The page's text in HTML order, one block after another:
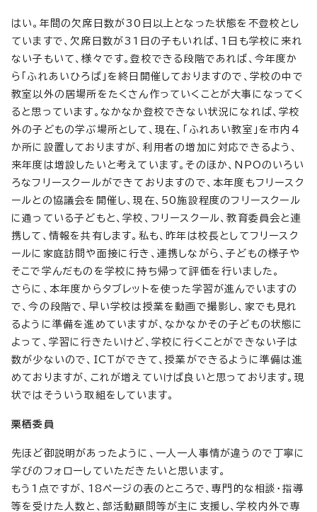
はい。年間の欠席日数が30日以上となった状態を不登校とし
ていますで、欠席日数が31日の子もいれば、1日も学校に来れ
ない子もいて、様々です。登校できる段階であれば、今年度か
ら「ふれあいひろば」を終日開催しておりますので、学校の中で
教室以外の居場所をたくさん作っていくことが大事になってく
ると思っています。なかなか登校できない状況になれば、学校
外の子どもの学ぶ場所として、現在、「ふれあい教室」を市内4
か所に設置しておりますが、利用者の増加に対応できるよう、
来年度は増設したいと考えています。そのほか、NPOのいろい
ろなフリースクールができておりますので、本年度もフリースク
ールとの協議会を開催し、現在、50施設程度のフリースクール
に通っている子どもと、学校、フリースクール、教育委員会と連
携して、情報を共有します。私も、昨年は校長としてフリースク
ールに家庭訪問や面接に行き、連携しながら、子どもの様子や
そこで学んだものを学校に持ち帰って評価を行いました。
さらに、本年度からタブレットを使った学習が進んでいますの
で、今の段階で、早い学校は授業を動画で撮影し、家でも見れ
るように準備を進めていますが、なかなかその子どもの状態に
よって、学習に行きたいけど、学校に行くことができない子は
数が少ないので、ICTができて、授業ができるように準備は進
めておりますが、これが増えていけば良いと思っております。現
状ではそういう取組をしています。
栗栖委員
先ほど御説明があったように、一人一人事情が違うので丁寧に
学びのフォローしていただきたいと思います。
もう1点ですが、18ページの表のところで、専門的な相談・指導
等を受けた人数と、部活動顧問等が主に支援し、学校内外で専